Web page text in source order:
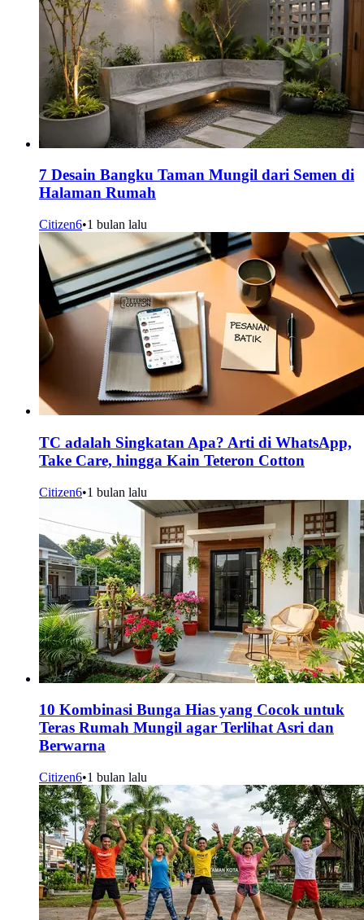
7 Desain Bangku Taman Mungil dari Semen di
Halaman Rumah
Citizen6•1 bulan lalu
TC adalah Singkatan Apa? Arti di WhatsApp,
Take Care, hingga Kain Teteron Cotton
Citizen6•1 bulan lalu
10 Kombinasi Bunga Hias yang Cocok untuk
Teras Rumah Mungil agar Terlihat Asri dan
Berwarna
Citizen6•1 bulan lalu